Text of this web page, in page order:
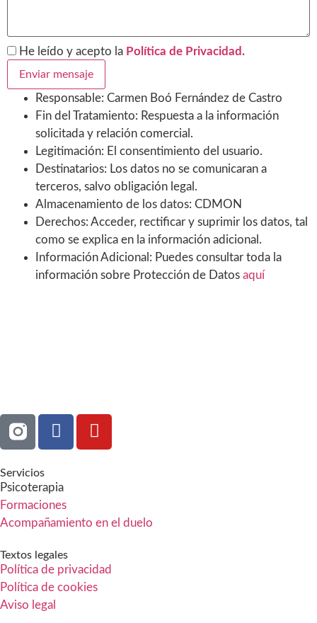
He leído y acepto la Política de Privacidad.
Responsable: Carmen Boó Fernández de Castro
Fin del Tratamiento: Respuesta a la información
solicitada y relación comercial.
Legitimación: El consentimiento del usuario.
Destinatarios: Los datos no se comunicaran a
terceros, salvo obligación legal.
Almacenamiento de los datos: CDMON
Derechos: Acceder, rectificar y suprimir los datos, tal
como se explica en la información adicional.
Información Adicional: Puedes consultar toda la
información sobre Protección de Datos aquí
Servicios
Psicoterapia
Formaciones
Acompañamiento en el duelo
Textos legales
Política de privacidad
Política de cookies
Aviso legal